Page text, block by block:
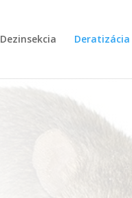
Dezinsekcia Deratizácia